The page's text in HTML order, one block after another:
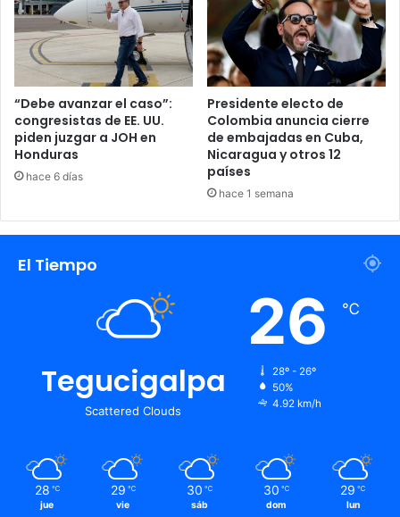
“Debe avanzar el caso”:
congresistas de EE. UU.
piden juzgar a JOH en
Honduras
hace 6 días
Presidente electo de
Colombia anuncia cierre
de embajadas en Cuba,
Nicaragua y otros 12
países
hace 1 semana
El Tiempo
Tegucigalpa
Scattered Clouds
26 ℃
28º - 26º
50%
4.92 km/h
28 ℃
jue
29 ℃
vie
30 ℃
sáb
30 ℃
dom
29 ℃
lun